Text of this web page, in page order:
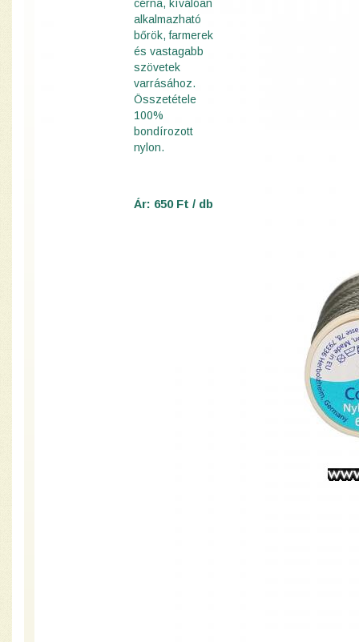
cérna, kíválóan
alkalmazható
bőrök, farmerek
és vastagabb
szövetek
varrásához.
Összetétele
100%
bondírozott
nylon.
Ár: 650 Ft / db